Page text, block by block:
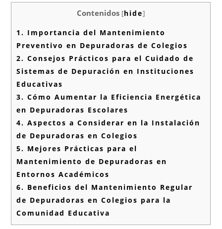
Contenidos [hide]
1. Importancia del Mantenimiento
Preventivo en Depuradoras de Colegios
2. Consejos Prácticos para el Cuidado de
Sistemas de Depuración en Instituciones
Educativas
3. Cómo Aumentar la Eficiencia Energética
en Depuradoras Escolares
4. Aspectos a Considerar en la Instalación
de Depuradoras en Colegios
5. Mejores Prácticas para el
Mantenimiento de Depuradoras en
Entornos Académicos
6. Beneficios del Mantenimiento Regular
de Depuradoras en Colegios para la
Comunidad Educativa